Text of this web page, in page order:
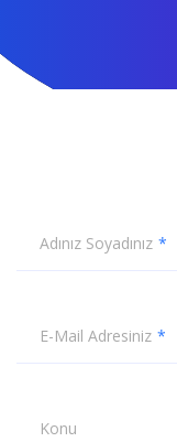
Adınız Soyadınız
E-Mail Adresiniz
Konu